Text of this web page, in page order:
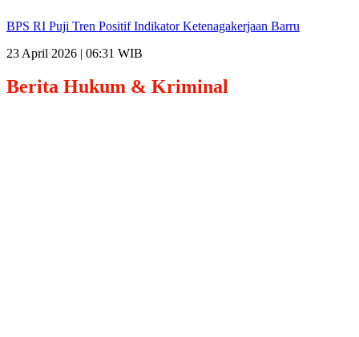
BPS RI Puji Tren Positif Indikator Ketenagakerjaan Barru
23 April 2026 | 06:31 WIB
Berita Hukum & Kriminal